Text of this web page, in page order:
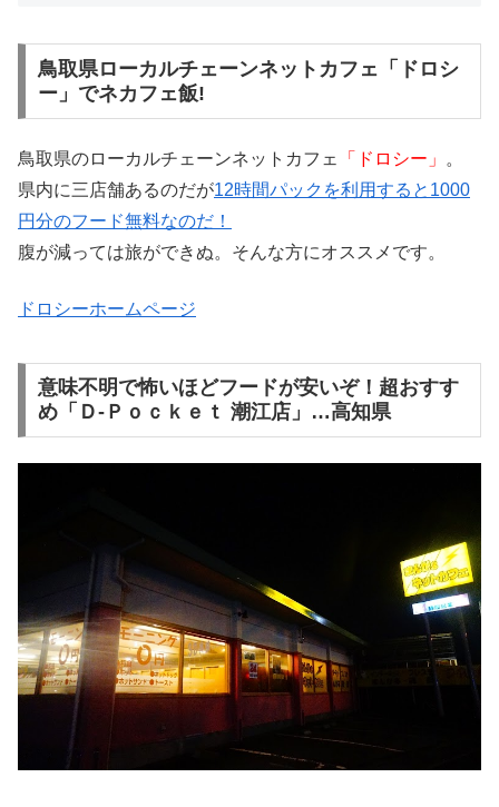
鳥取県ローカルチェーンネットカフェ「ドロシ
ー」でネカフェ飯!
鳥取県のローカルチェーンネットカフェ 「ドロシー」 。
県内に三店舗あるのだが12時間パックを利用すると1000
円分のフード無料なのだ！
腹が減っては旅ができぬ。そんな方にオススメです。
ドロシーホームページ
意味不明で怖いほどフードが安いぞ！超おすす
め「Ｄ-Ｐｏｃｋｅｔ 潮江店」…高知県